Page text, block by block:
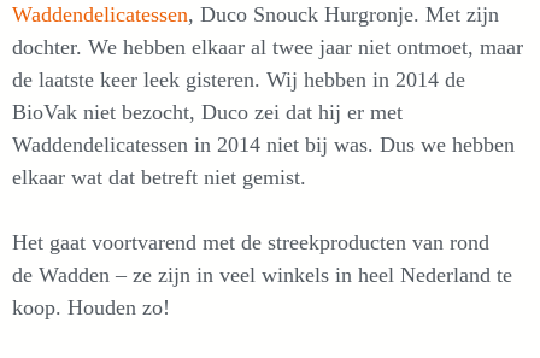
Waddendelicatessen, Duco Snouck Hurgronje. Met zijn
dochter. We hebben elkaar al twee jaar niet ontmoet, maar
de laatste keer leek gisteren. Wij hebben in 2014 de
BioVak niet bezocht, Duco zei dat hij er met
Waddendelicatessen in 2014 niet bij was. Dus we hebben
elkaar wat dat betreft niet gemist.
Het gaat voortvarend met de streekproducten van rond
de Wadden – ze zijn in veel winkels in heel Nederland te
koop. Houden zo!